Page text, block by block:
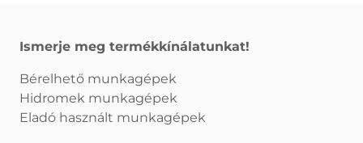
Ismerje meg termékkínálatunkat!
Bérelhető munkagépek
Hidromek munkagépek
Eladó használt munkagépek